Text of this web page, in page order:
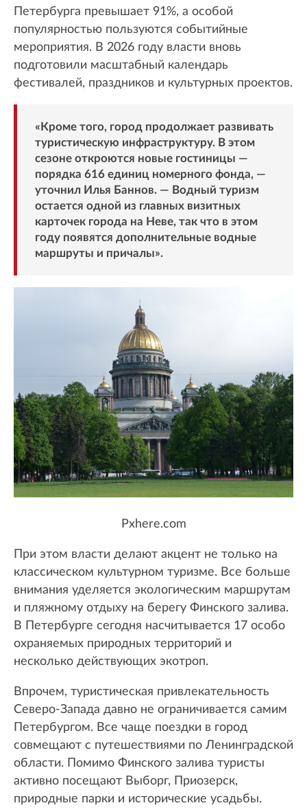
Петербурга превышает 91%, а особой
популярностью пользуются событийные
мероприятия. В 2026 году власти вновь
подготовили масштабный календарь
фестивалей, праздников и культурных проектов.
«Кроме того, город продолжает развивать
туристическую инфраструктуру. В этом
сезоне откроются новые гостиницы —
порядка 616 единиц номерного фонда, —
уточнил Илья Баннов. — Водный туризм
остается одной из главных визитных
карточек города на Неве, так что в этом
году появятся дополнительные водные
маршруты и причалы».
Pxhere.com
При этом власти делают акцент не только на
классическом культурном туризме. Все больше
внимания уделяется экологическим маршрутам
и пляжному отдыху на берегу Финского залива.
В Петербурге сегодня насчитывается 17 особо
охраняемых природных территорий и
несколько действующих экотроп.
Впрочем, туристическая привлекательность
Северо-Запада давно не ограничивается самим
Петербургом. Все чаще поездки в город
совмещают с путешествиями по Ленинградской
области. Помимо Финского залива туристы
активно посещают Выборг, Приозерск,
природные парки и исторические усадьбы.